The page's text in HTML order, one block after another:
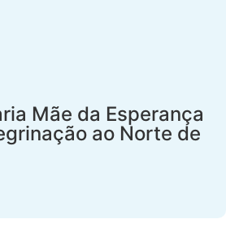
Mãe da Esperança
ao Norte de